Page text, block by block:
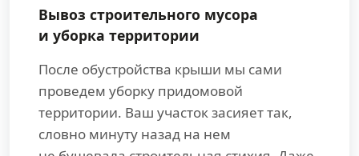
Вывоз строительного мусора
и уборка территории
После обустройства крыши мы сами
проведем уборку придомовой
территории. Ваш участок засияет так,
словно минуту назад на нем